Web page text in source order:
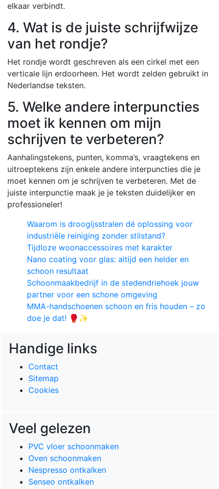
elkaar verbindt.
4. Wat is de juiste schrijfwijze
van het rondje?
Het rondje wordt geschreven als een cirkel met een
verticale lijn erdoorheen. Het wordt zelden gebruikt in
Nederlandse teksten.
5. Welke andere interpuncties
moet ik kennen om mijn
schrijven te verbeteren?
Aanhalingstekens, punten, komma’s, vraagtekens en
uitroeptekens zijn enkele andere interpuncties die je
moet kennen om je schrijven te verbeteren. Met de
juiste interpunctie maak je je teksten duidelijker en
professioneler!
Waarom is droogijsstralen dé oplossing voor
industriële reiniging zonder stilstand?
Tijdloze woonaccessoires met karakter
Nano coating voor glas: altijd een helder en
schoon resultaat
Schoonmaakbedrijf in de stedendriehoek jouw
partner voor een schone omgeving
MMA-handschoenen schoon en fris houden – zo
doe je dat! 🥊✨
Handige links
Contact
Sitemap
Cookies
Veel gelezen
PVC vloer schoonmaken
Oven schoonmaken
Nespresso ontkalken
Senseo ontkalken